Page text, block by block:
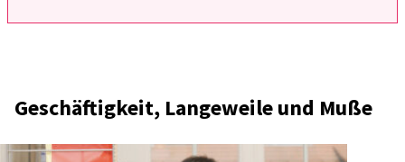
Geschäf­tig­keit, Lange­weile und Muße